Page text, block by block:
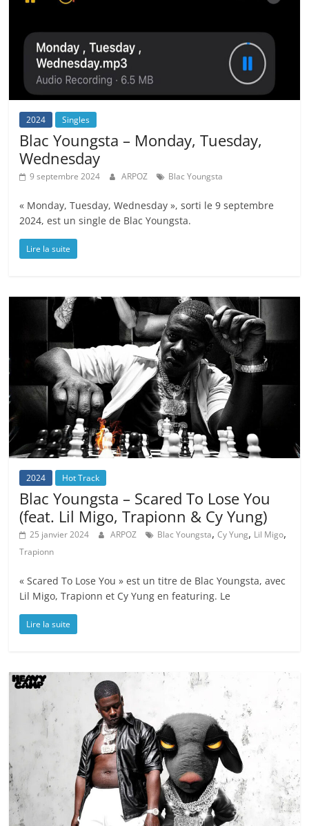
2024 Singles
Blac Youngsta – Monday, Tuesday,
Wednesday
9 septembre 2024 ARPOZ Blac Youngsta
« Monday, Tuesday, Wednesday », sorti le 9 septembre
2024, est un single de Blac Youngsta.
Lire la suite
2024 Hot Track
Blac Youngsta – Scared To Lose You
(feat. Lil Migo, Trapionn & Cy Yung)
25 janvier 2024 ARPOZ Blac Youngsta,Cy Yung, Lil Migo,
Trapionn
« Scared To Lose You » est un titre de Blac Youngsta, avec
Lil Migo, Trapionn et Cy Yung en featuring. Le
Lire la suite